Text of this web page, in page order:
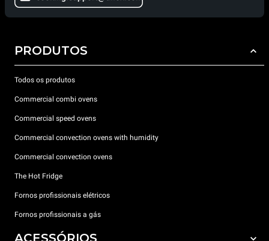
PRODUTOS
Todos os produtos
Commercial combi ovens
Commercial speed ovens
Commercial convection ovens with humidity
Commercial convection ovens
The Hot Fridge
Fornos profissionais elétricos
Fornos profissionais a gás